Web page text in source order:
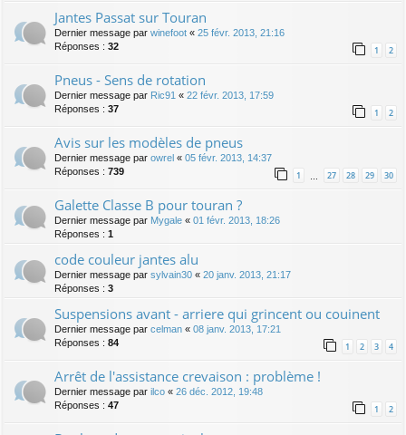
Jantes Passat sur Touran
Dernier message par winefoot « 25 févr. 2013, 21:16
Réponses : 32 1 2
Pneus - Sens de rotation
Dernier message par Ric91 « 22 févr. 2013, 17:59
Réponses : 37 1 2
Avis sur les modèles de pneus
Dernier message par owrel « 05 févr. 2013, 14:37
Réponses : 739 1 … 27 28 29 30
Galette Classe B pour touran ?
Dernier message par Mygale « 01 févr. 2013, 18:26
Réponses : 1
code couleur jantes alu
Dernier message par sylvain30 « 20 janv. 2013, 21:17
Réponses : 3
Suspensions avant - arriere qui grincent ou couinent
Dernier message par celman « 08 janv. 2013, 17:21
Réponses : 84 1 2 3 4
Arrêt de l'assistance crevaison : problème !
Dernier message par ilco « 26 déc. 2012, 19:48
Réponses : 47 1 2